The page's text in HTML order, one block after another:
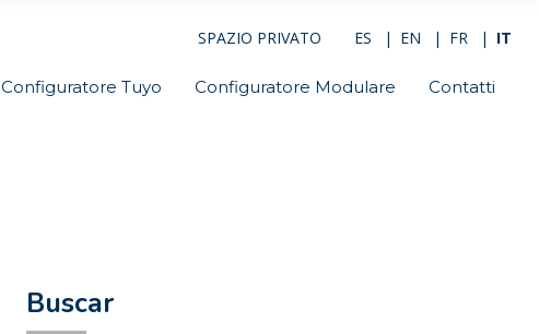
SPAZIO PRIVATO ES EN FR IT
Configuratore Tuyo Configuratore Modulare Contatti
Buscar